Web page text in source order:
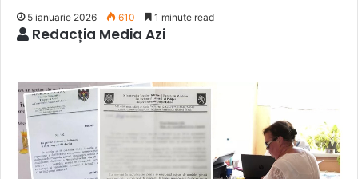
5 ianuarie 2026 610 1 minute read
Redacția Media Azi